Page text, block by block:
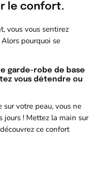
le confort.
vous vous sentirez
pourquoi se
garde-robe de base
vous détendre ou
votre peau, vous ne
jours ! Mettez la main sur
ce confort